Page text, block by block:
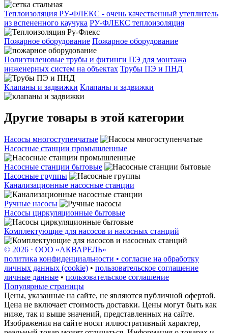
Теплоизоляция РУ-ФЛЕКС - очень качественный утеплитель
из вспененного каучука РУ-ФЛЕКС теплоизоляция
Пожарное оборудование Пожарное оборудование
Полиэтиленовые трубы и фитинги ПЭ для монтажа
инженерных систем на объектах Трубы ПЭ и ПНД
Клапаны и задвижки Клапаны и задвижки
Другие товары в этой категории
Насосы многоступенчатые
Насосные станции промышленные
Насосные станции бытовые
Насосные группы
Канализационные насосные станции
Ручные насосы
Насосы циркуляционные бытовые
Комплектующие для насосов и насосных станций
© 2026 · ООО «АКВАРЕЛЬ»
политика конфиденциальности • согласие на обработку
личных данных (cookie) • пользовательское соглашение
личные данные • пользовательское соглашение
Популярные страницы
Цены, указанные на сайте, не являются публичной офертой.
Цена не включает стоимость доставки. Цены могут быть как
ниже, так и выше значений, представленных на сайте.
Изображения на сайте носят иллюстративный характер,